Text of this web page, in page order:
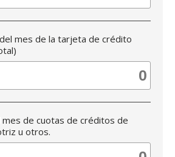
mes de la tarjeta de crédito
mes de cuotas de créditos de
u otros.